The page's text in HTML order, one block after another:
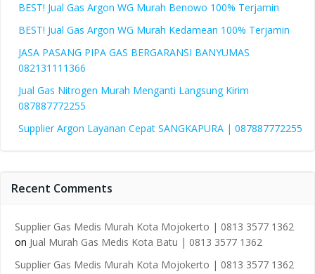
BEST! Jual Gas Argon WG Murah Benowo 100% Terjamin
BEST! Jual Gas Argon WG Murah Kedamean 100% Terjamin
JASA PASANG PIPA GAS BERGARANSI BANYUMAS
082131111366
Jual Gas Nitrogen Murah Menganti Langsung Kirim
087887772255
Supplier Argon Layanan Cepat SANGKAPURA | 087887772255
Recent Comments
Supplier Gas Medis Murah Kota Mojokerto | 0813 3577 1362
on Jual Murah Gas Medis Kota Batu | 0813 3577 1362
Supplier Gas Medis Murah Kota Mojokerto | 0813 3577 1362